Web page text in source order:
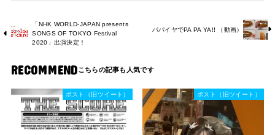
「NHK WORLD-JAPAN presents
SONGS OF TOKYO Festival
2020」出演決定！
パパイヤでPA PA YA!! （動画）
RECOMMEND
ポスト（旧ツイート） ポスト（旧ツイート）